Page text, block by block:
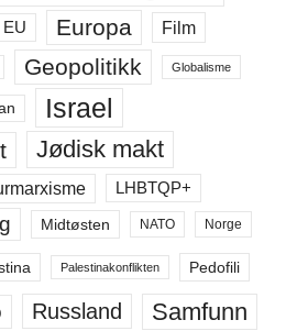
EU Europa Film
Geopolitikk Globalisme
Israel
Jødisk makt
LHBTQP+
Midtøsten NATO Norge
Palestinakonflikten Pedofili
Russland Samfunn